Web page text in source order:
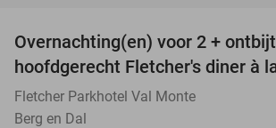
Overnachting(en) voor 2 +
hoofdgerecht Fletcher's diner à
Fletcher Parkhotel Val Monte
Berg en Dal